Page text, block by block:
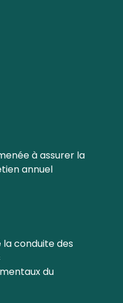
à assurer la
annuel
conduite des
du